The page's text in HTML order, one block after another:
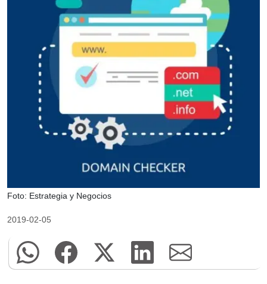
Foto: Estrategia y Negocios
2019-02-05